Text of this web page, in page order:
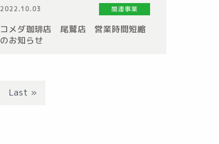
2022.10.03 関連事業
コメダ珈琲店 尾鷲店 営業時間短縮
のお知らせ
Last »